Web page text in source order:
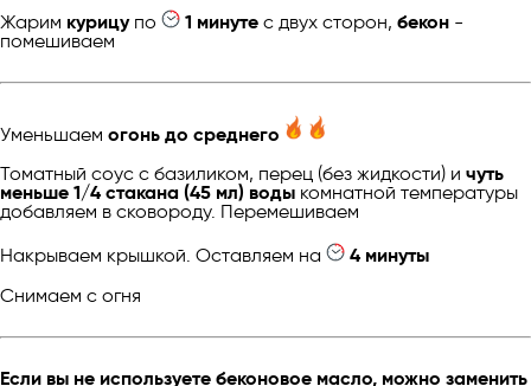
Жарим курицупо 1 минуте с двух сторон, бекон -
помешиваем
Уменьшаем огонь до среднего
Томатный соус с базиликом, перец (без жидкости) и чуть
меньше 1/4 стакана (45 мл) воды комнатной температуры
добавляем в сковороду. Перемешиваем
Накрываем крышкой. Оставляем на
4 минуты
Снимаем с огня
Если вы не используете беконовое масло, можно заменить